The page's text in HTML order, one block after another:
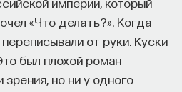
«Что делать?». Когда
от руки. Куски
был плохой роман
но ни у одного
с целеполаганием все
не только
когда результат должен
лет. Ключевой